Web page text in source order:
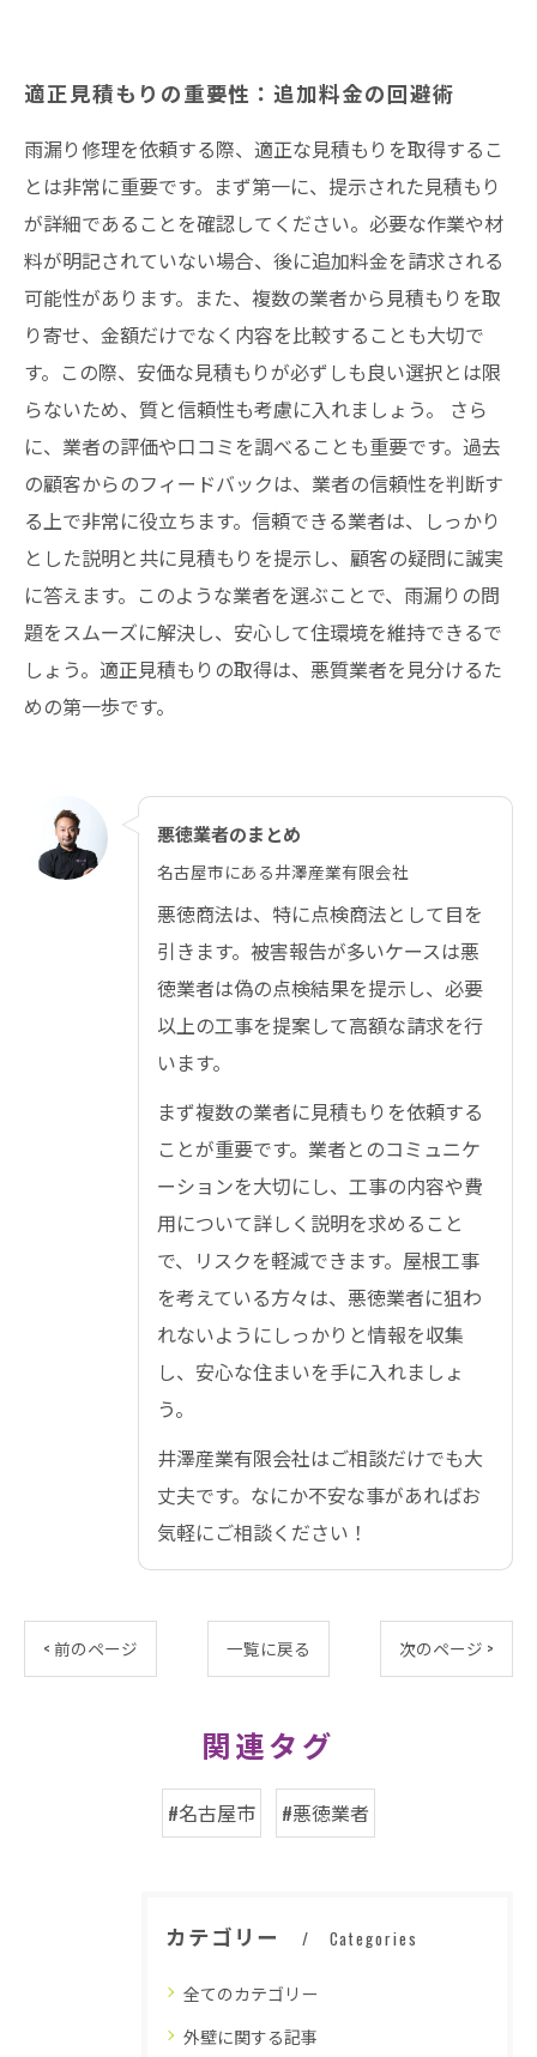
適正見積もりの重要性：追加料金の回避術
雨漏り修理を依頼する際、適正な見積もりを取得するこ
とは非常に重要です。まず第一に、提示された見積もり
が詳細であることを確認してください。必要な作業や材
料が明記されていない場合、後に追加料金を請求される
可能性があります。また、複数の業者から見積もりを取
り寄せ、金額だけでなく内容を比較することも大切で
す。この際、安価な見積もりが必ずしも良い選択とは限
らないため、質と信頼性も考慮に入れましょう。 さら
に、業者の評価や口コミを調べることも重要です。過去
の顧客からのフィードバックは、業者の信頼性を判断す
る上で非常に役立ちます。信頼できる業者は、しっかり
とした説明と共に見積もりを提示し、顧客の疑問に誠実
に答えます。このような業者を選ぶことで、雨漏りの問
題をスムーズに解決し、安心して住環境を維持できるで
しょう。適正見積もりの取得は、悪質業者を見分けるた
めの第一歩です。
悪徳業者のまとめ
名古屋市にある井澤産業有限会社
悪徳商法は、特に点検商法として目を
引きます。被害報告が多いケースは悪
徳業者は偽の点検結果を提示し、必要
以上の工事を提案して高額な請求を行
います。
まず複数の業者に見積もりを依頼する
ことが重要です。業者とのコミュニケ
ーションを大切にし、工事の内容や費
用について詳しく説明を求めること
で、リスクを軽減できます。屋根工事
を考えている方々は、悪徳業者に狙わ
れないようにしっかりと情報を収集
し、安心な住まいを手に入れましょ
う。
井澤産業有限会社はご相談だけでも大
丈夫です。なにか不安な事があればお
気軽にご相談ください！
< 前のページ 一覧に戻る 次のページ >
関連タグ
#名古屋市 #悪徳業者
カテゴリー Categories
全てのカテゴリー
外壁に関する記事